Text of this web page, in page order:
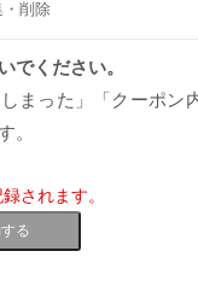
・削除
でください。
まった」「クーポン
。
されます。
る